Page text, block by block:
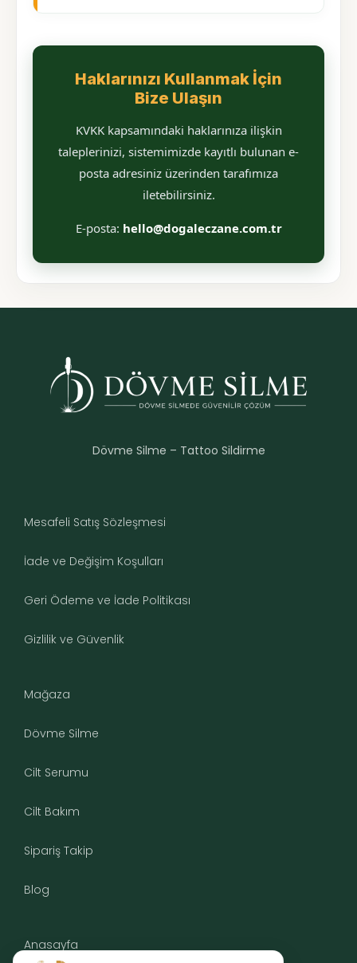
Haklarınızı Kullanmak İçin
Bize Ulaşın
KVKK kapsamındaki haklarınıza ilişkin
taleplerinizi, sistemimizde kayıtlı bulunan e-
posta adresiniz üzerinden tarafımıza
iletebilirsiniz.
E-posta: hello@dogaleczane.com.tr
Dövme Silme – Tattoo Sildirme
Mesafeli Satış Sözleşmesi
İade ve Değişim Koşulları
Geri Ödeme ve İade Politikası
Gizlilik ve Güvenlik
Mağaza
Dövme Silme
Cilt Serumu
Cilt Bakım
Sipariş Takip
Blog
Anasayfa